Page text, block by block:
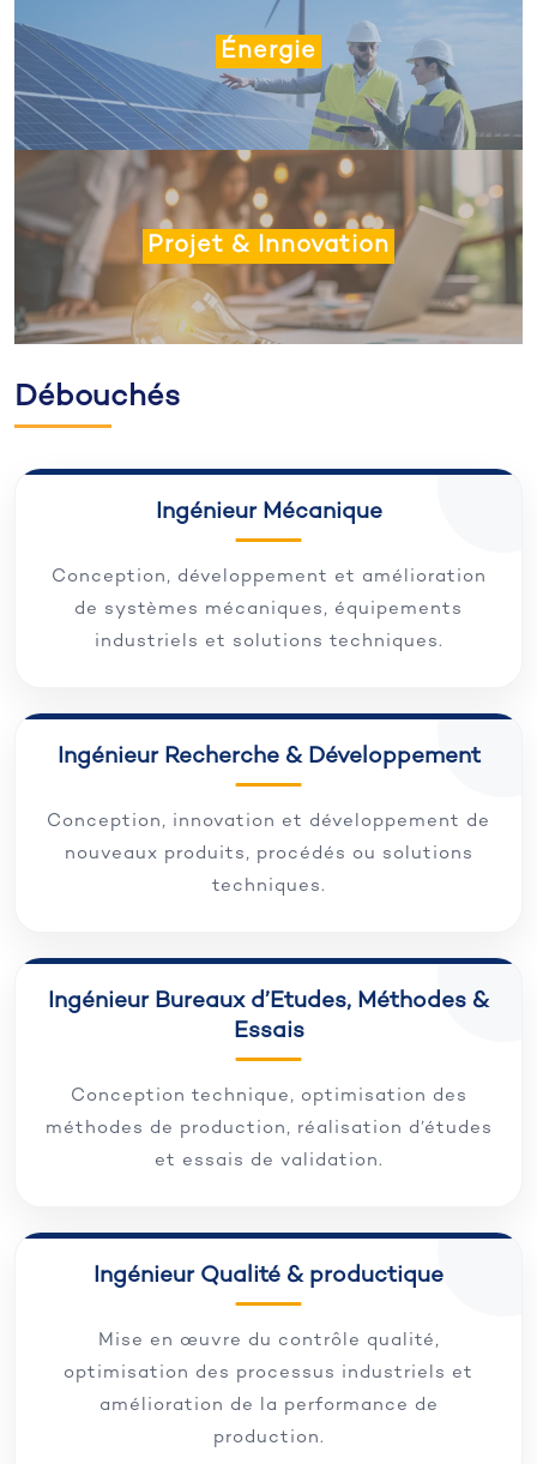
Énergie
Projet & Innovation
Débouchés
Ingénieur Mécanique
Conception, développement et amélioration
de systèmes mécaniques, équipements
industriels et solutions techniques.
Ingénieur Recherche & Développement
Conception, innovation et développement de
nouveaux produits, procédés ou solutions
techniques.
Ingénieur Bureaux d’Etudes, Méthodes &
Essais
Conception technique, optimisation des
méthodes de production, réalisation d’études
et essais de validation.
Ingénieur Qualité & productique
Mise en œuvre du contrôle qualité,
optimisation des processus industriels et
amélioration de la performance de
production.